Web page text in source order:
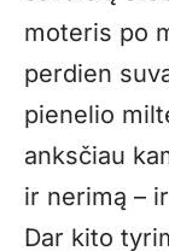
moteris po
perdien
pienelio
anksčiau
ir nerimą –
Dar kito